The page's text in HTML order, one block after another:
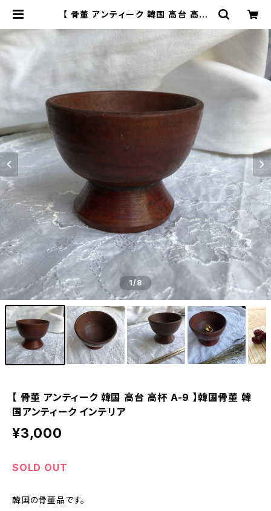
【 骨董 アンティーク 韓国 高台 高杯
ンテリア | yugekemu
1/8
【 骨董 アンティーク 韓国 高台 高杯 A-9 】韓国骨董 韓
国アンティーク インテリア
¥3,000
SOLD OUT
韓国の骨董品です。